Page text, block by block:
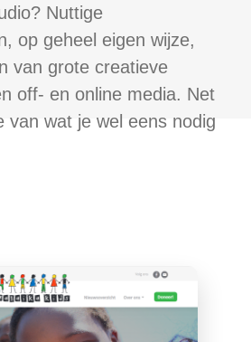
Nuttige
op geheel eigen wijze,
van grote creatieve
off- en online media. Net
van wat je wel eens nodig